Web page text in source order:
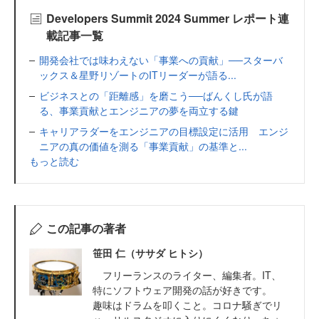
Developers Summit 2024 Summer レポート連
載記事一覧
開発会社では味わえない「事業への貢献」──スターバ
ックス＆星野リゾートのITリーダーが語る...
ビジネスとの「距離感」を磨こう──ばんくし氏が語
る、事業貢献とエンジニアの夢を両立する鍵
キャリアラダーをエンジニアの目標設定に活用 エンジ
ニアの真の価値を測る「事業貢献」の基準と...
もっと読む
この記事の著者
笹田 仁（ササダ ヒトシ）
フリーランスのライター、編集者。IT、
特にソフトウェア開発の話が好きです。
趣味はドラムを叩くこと。コロナ騒ぎでリ